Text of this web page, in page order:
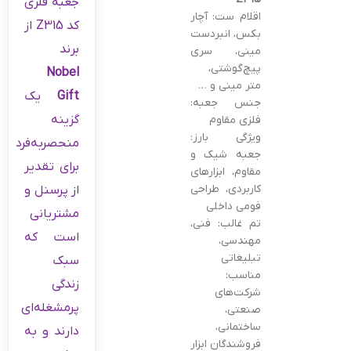
اقلام ست: آچار
بکس، انبردست
مینی، سری
پیچ‌گوشتی،
متر مینی و …
جنس جعبه:
فلزی مقاوم
ویژگی بارز:
جعبه شیک و
مقاوم، ابزارهای
کاربردی، طراحی
فومی داخلی
تم غالب: فنی،
مهندسی،
تبلیغاتی
مناسب:
شرکت‌های
صنعتی،
ساختمانی،
فروشندگان ابزار
کد Z315 از
برند
Nobel
Giftیک
گزینه
منحصربه‌فرد
برای تقدیر
از پرسنل و
مشتریانی
است که
سبک
زندگی
پرمشغله‌ای
دارند و به